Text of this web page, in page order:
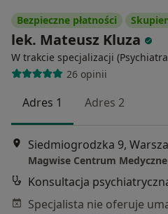
Bezpieczne płatności
lek. Mateusz Kluza
W trakcie specjalizacji
26 opinii
Adres 1 Adres 2
Siedmiogrodzka 9,
Magwise Centrum Medyczne
Konsultacja